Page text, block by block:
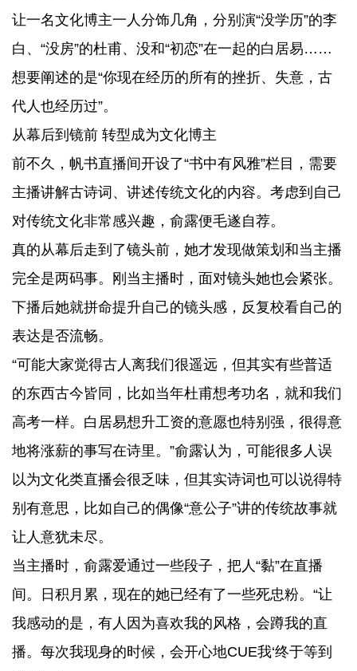
让一名文化博主一人分饰几角，分别演“没学历”的李
白、“没房”的杜甫、没和“初恋”在一起的白居易……
想要阐述的是“你现在经历的所有的挫折、失意，古
代人也经历过”。
从幕后到镜前 转型成为文化博主
前不久，帆书直播间开设了“书中有风雅”栏目，需要
主播讲解古诗词、讲述传统文化的内容。考虑到自己
对传统文化非常感兴趣，俞露便毛遂自荐。
真的从幕后走到了镜头前，她才发现做策划和当主播
完全是两码事。刚当主播时，面对镜头她也会紧张。
下播后她就拼命提升自己的镜头感，反复校看自己的
表达是否流畅。
“可能大家觉得古人离我们很遥远，但其实有些普适
的东西古今皆同，比如当年杜甫想考功名，就和我们
高考一样。白居易想升工资的意愿也特别强，很得意
地将涨薪的事写在诗里。”俞露认为，可能很多人误
以为文化类直播会很乏味，但其实诗词也可以说得特
别有意思，比如自己的偶像“意公子”讲的传统故事就
让人意犹未尽。
当主播时，俞露爱通过一些段子，把人“黏”在直播
间。日积月累，现在的她已经有了一些死忠粉。“让
我感动的是，有人因为喜欢我的风格，会蹲我的直
播。每次我现身的时候，会开心地CUE我‘终于等到